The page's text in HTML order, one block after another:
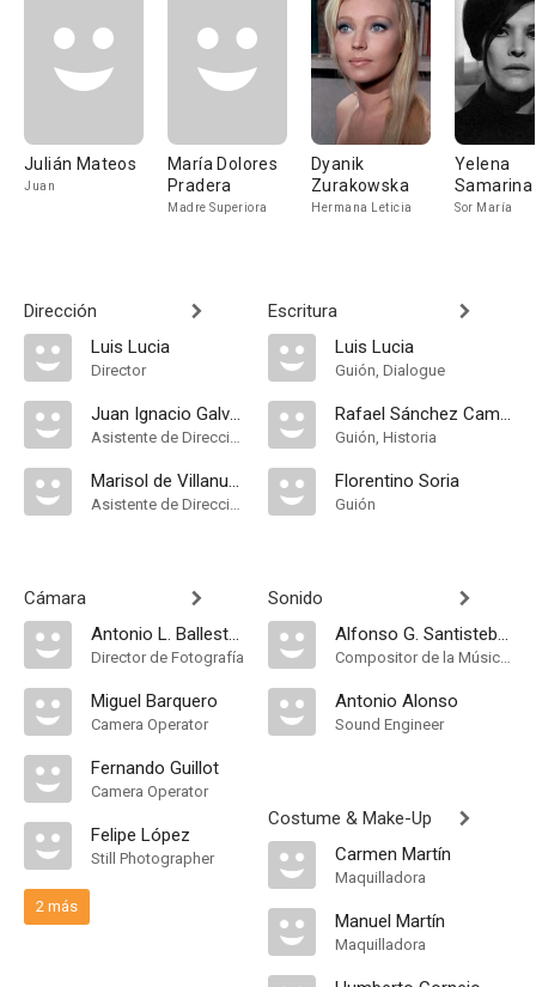
Julián Mateos
Juan
María Dolores
Pradera
Madre Superiora
Dyanik
Zurakowska
Hermana Leticia
Yelena
Samarina
Sor María
Dirección
Luis Lucia
Director
Juan Ignacio Galván
Asistente de Dirección
Marisol de Villanueva
Asistente de Dirección
Cámara
Antonio L. Ballesteros
Director de Fotografía
Miguel Barquero
Camera Operator
Fernando Guillot
Camera Operator
Felipe López
Still Photographer
2 más
Escritura
Luis Lucia
Guión, Dialogue
Rafael Sánchez Campoy
Guión, Historia
Florentino Soria
Guión
Sonido
Alfonso G. Santisteban
Compositor de la Música Original, Música
Antonio Alonso
Sound Engineer
Costume & Make-Up
Carmen Martín
Maquilladora
Manuel Martín
Maquilladora